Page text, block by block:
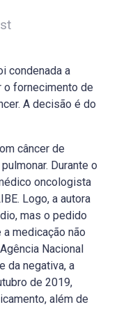
condenada a
o fornecimento de
A decisão é do
câncer de
Durante o
oncologista
Logo, a autora
mas o pedido
medicação não
Nacional
da negativa, a
de 2019,
além de